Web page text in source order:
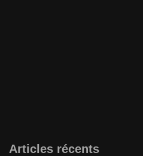
Articles récents